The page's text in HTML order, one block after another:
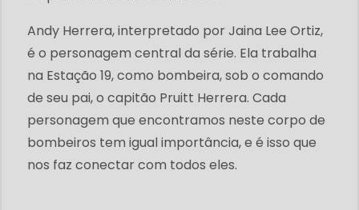
Andy Herrera, interpretado por Jaina Lee Ortiz,
é o personagem central da série. Ela trabalha
na Estação 19, como bombeira, sob o comando
de seu pai, o capitão Pruitt Herrera. Cada
personagem que encontramos neste corpo de
bombeiros tem igual importância, e é isso que
nos faz conectar com todos eles.